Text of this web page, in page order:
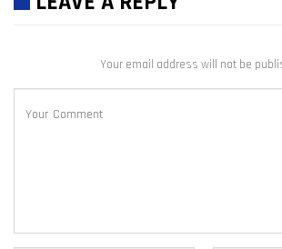
Your email address will not be